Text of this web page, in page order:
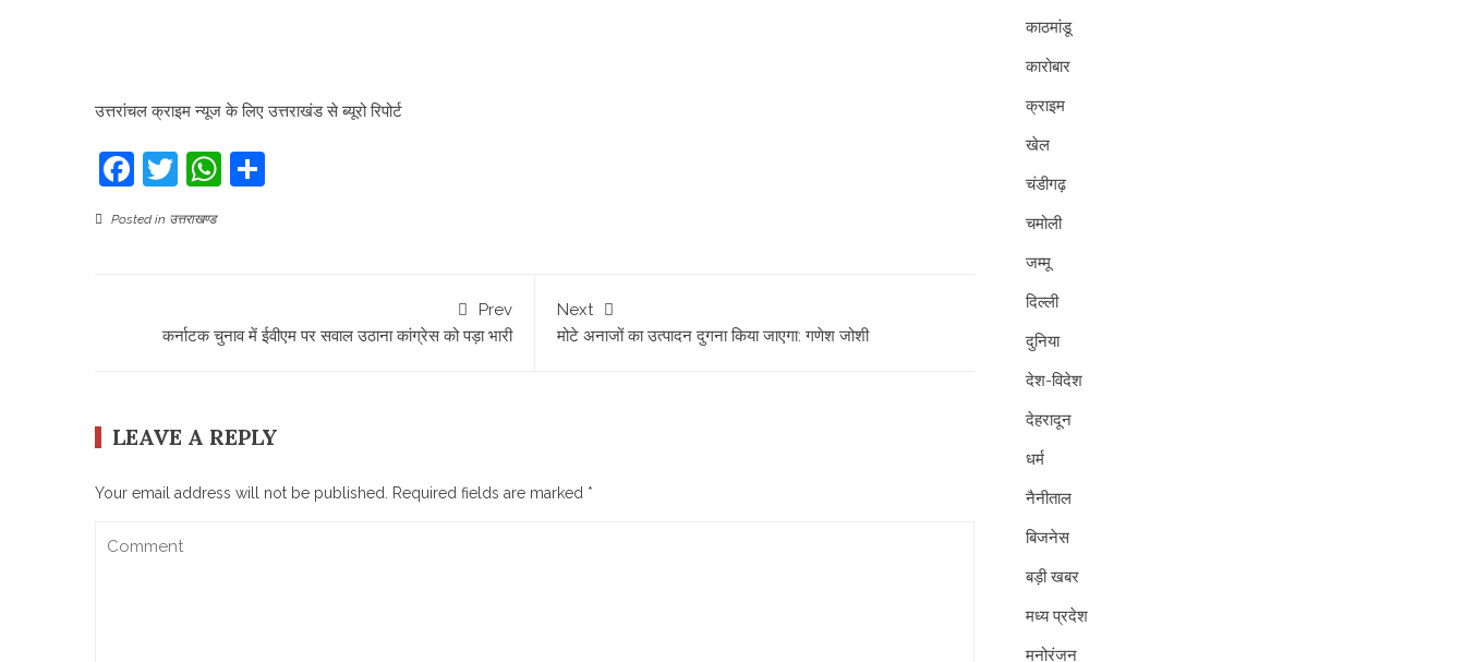
उत्तरांचल क्राइम न्यूज के लिए उत्तराखंड से ब्यूरो रिपोर्ट
Facebook
TwitterWhatsApp
Posted in उत्तराखण्ड
Prev
कर्नाटक चुनाव में ईवीएम पर सवाल उठाना कांग्रेस को पड़ा भारी
Next
मोटे अनाजों का उत्पादन दुगना किया जाएगा: गणेश जोशी
LEAVE A REPLY
Your email address will not be published. Required fields are marked *
काठमांडू
कारोबार
क्राइम
खेल
चंडीगढ़
चमोली
जम्मू
दिल्ली
दुनिया
देश-विदेश
देहरादून
धर्म
नैनीताल
बिजनेस
बड़ी खबर
मध्य प्रदेश
मनोरंजन